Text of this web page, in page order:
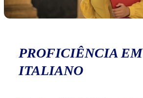
PROFICIÊNCIA EM
ITALIANO